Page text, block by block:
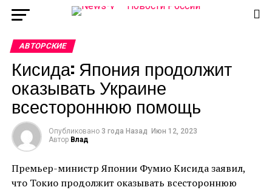
АВТОРСКИЕ
Кисида: Япония продолжит
оказывать Украине
всестороннюю помощь
Опубликовано 3 года Назад
Июн 12, 2023
Автор Влад
Премьер-министр Японии Фумио Кисида заявил,
что Токио продолжит оказывать всестороннюю